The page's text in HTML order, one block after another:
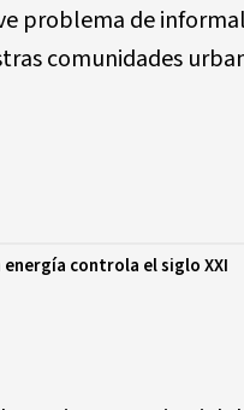
problema de
comunidades
controla el siglo XXI